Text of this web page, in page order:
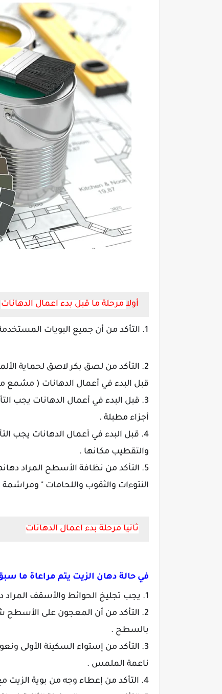
أولا مرحلة ما قبل بدء اعمال الدهانات
1. التأكد من أن جميع البويات
2. التأكد من لصق بكر لاصق لحماية
قبل البدء في أعمال الدهانات ( مشمع
3. قبل البدء في أعمال الدهانات يجب
أجزاء مطبلة .
4. قبل البدء في أعمال الدهانات يجب
والتقطيب مكانها .
5. التأكد من نظافة الأسطح المراد
النتوءات والثقوب واللحامات "
ثانيا مرحلة بدء اعمال الدهانات
في حالة دهان الزيت يتم مراعاة ما
1. يجب تجليخ الحوائط والأسقف المراد دهانها واعطائها وجه السيلر .
2. التأكد من أن المعجون على
بالسطح .
3. التأكد من إستواء السكينة الأولى
ناعمة الملمس .
4. التأكد من إعطاء وجه من بوية الزيت مع أكسيد زنك بنسبة 5%.